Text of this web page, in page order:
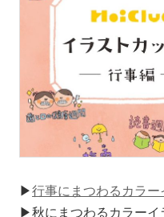
▶行事にまつわるカラー
▶秋にまつわるカラーイ